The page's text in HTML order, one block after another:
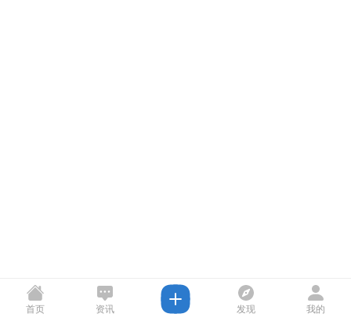
首页 资讯 发现 我的